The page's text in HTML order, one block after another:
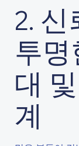
2.
투
대
계